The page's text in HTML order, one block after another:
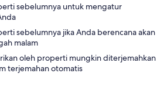
sebelumnya untuk mengatur
sebelumnya jika Anda berencana akan
malam
oleh properti mungkin diterjemahkan
terjemahan otomatis